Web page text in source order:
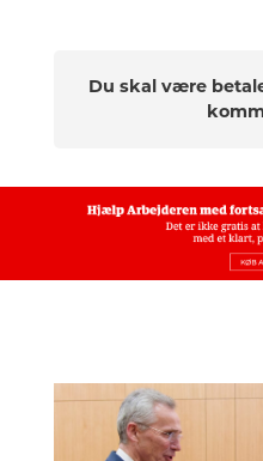
Du skal være